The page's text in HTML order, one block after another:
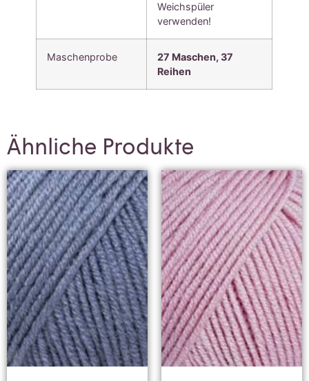
Weichspüler
verwenden!
Maschenprobe
27 Maschen, 37
Reihen
Ähnliche Produkte